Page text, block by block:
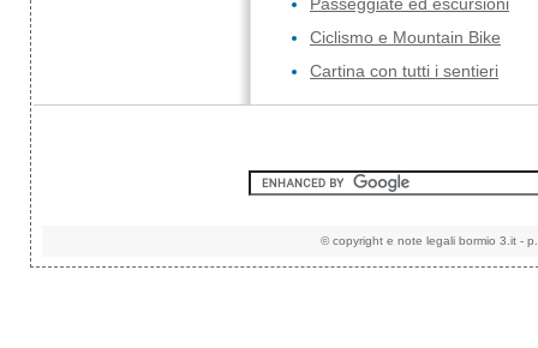
Ciclismo e Mountain Bike
Cartina con tutti i sentieri
©copyright e note legali bormio 3.it -